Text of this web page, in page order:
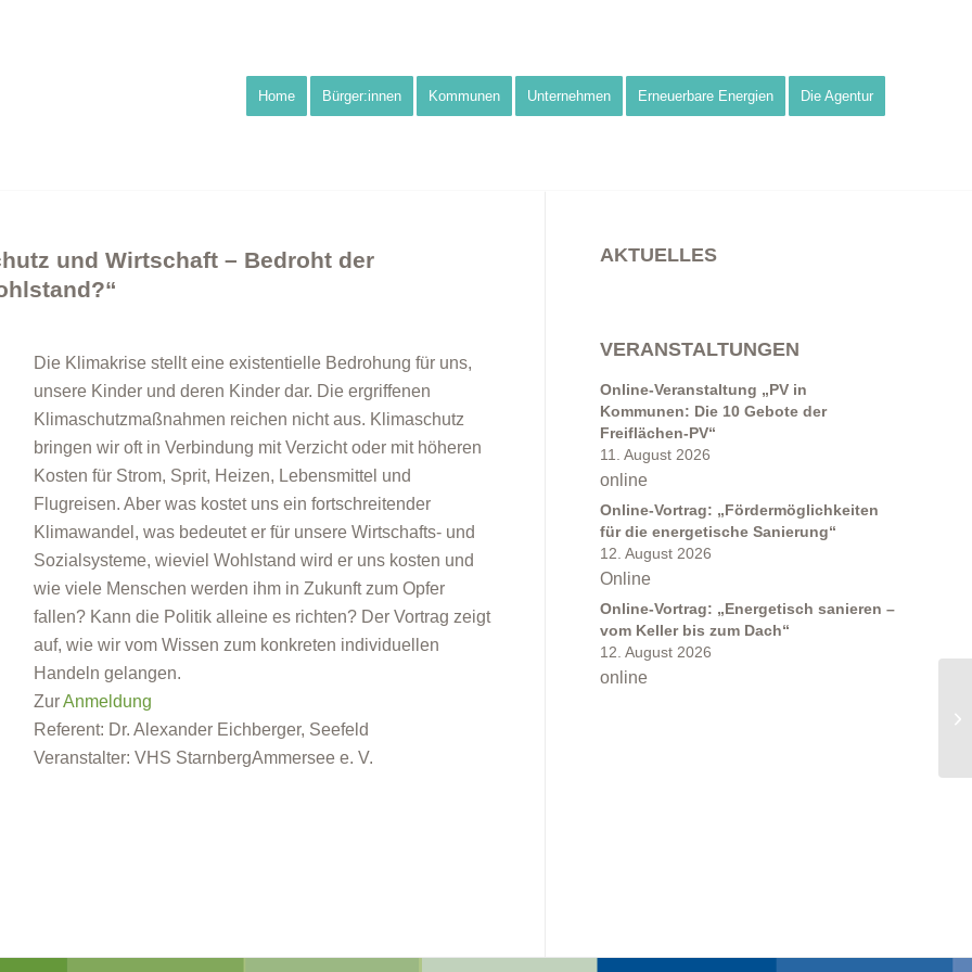
Home Bürger:innen Kommunen Unternehmen Erneuerbare Energien Die Agentur
und Wirtschaft – Bedroht der
Die Klimakrise stellt eine existentielle Bedrohung für uns,
unsere Kinder und deren Kinder dar. Die ergriffenen
Klimaschutzmaßnahmen reichen nicht aus. Klimaschutz
bringen wir oft in Verbindung mit Verzicht oder mit höheren
Kosten für Strom, Sprit, Heizen, Lebensmittel und
Flugreisen. Aber was kostet uns ein fortschreitender
Klimawandel, was bedeutet er für unsere Wirtschafts- und
Sozialsysteme, wieviel Wohlstand wird er uns kosten und
wie viele Menschen werden ihm in Zukunft zum Opfer
fallen? Kann die Politik alleine es richten? Der Vortrag zeigt
auf, wie wir vom Wissen zum konkreten individuellen
Handeln gelangen.
ZurAnmeldung
Referent: Dr. Alexander Eichberger, Seefeld
Veranstalter: VHS StarnbergAmmersee e. V.
AKTUELLES
VERANSTALTUNGEN
Online-Veranstaltung „PV in
Kommunen: Die 10 Gebote der
Freiflächen-PV“
11. August 2026
online
Online-Vortrag: „Fördermöglichkeiten
für die energetische Sanierung“
12. August 2026
Online
Online-Vortrag: „Energetisch sanieren –
vom Keller bis zum Dach“
12. August 2026
online